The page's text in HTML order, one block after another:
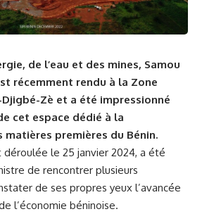
de l’eau et des⁣ mines, Samou
récemment rendu ⁢à ⁢la Zone
Zè et a été ‍impressionné⁣
cet espace dédié⁤ à la
premières du Bénin.
déroulée⁢ le 25 janvier ​2024, a été⁣
de ​rencontrer plusieurs
‍de ses propres yeux l’avancée
l’économie béninoise.